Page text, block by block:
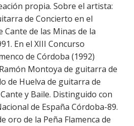
propia. Sobre el artista:
de Concierto en el
Cante de las Minas de la
En el XIII Concurso
de Córdoba (1992)
Montoya de guitarra de
de Huelva de guitarra de
y Baile. Distinguido con
de España Córdoba-89.
oro de la Peña Flamenca de